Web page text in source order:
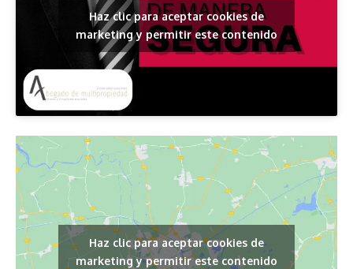
Haz clic para aceptar cookies de
marketing y permitir este contenido
Haz clic para aceptar cookies de
marketing y permitir este contenido